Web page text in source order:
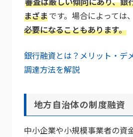
まざまです。場合によっては、
必要になることもあります。
銀行融資とは？メリット・デ
調達方法を解説
地方自治体の制度融資
中小企業や小規模事業者の資